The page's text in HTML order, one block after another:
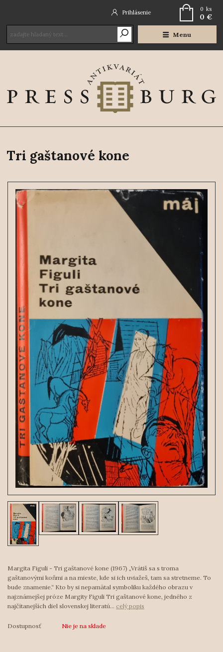
Menu
Prihlásenie 0 ks
0 €
Tri gaštanové kone
Margita Figuli - Tri gaštanové kone (1967) „Vrátiš sa s troma
gaštanovými koňmi a na mieste, kde si ich uviažeš, tam sa stretneme. To
bude znamenie.“ Kto by si nepamätal symboliku každého obrazu v
najznámejšej próze Margity Figuli Tri gaštanové kone, jedného z
najčítanejších diel slovenskej literatú... celý popis
Dostupnosť Nie je na sklade